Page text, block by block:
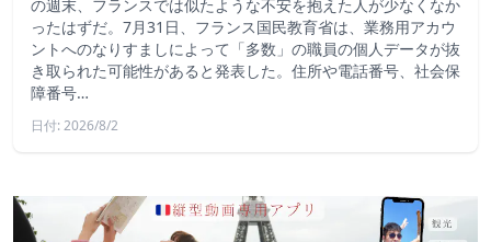
の週末、フランスでは似たような不安を抱えた人が少なくなか
ったはずだ。7月31日、フランス国民教育省は、業務用アカウ
ントへのなりすましによって「多数」の職員の個人データが抜
き取られた可能性があると発表した。住所や電話番号、社会保
障番号…
日付: 2026/8/2